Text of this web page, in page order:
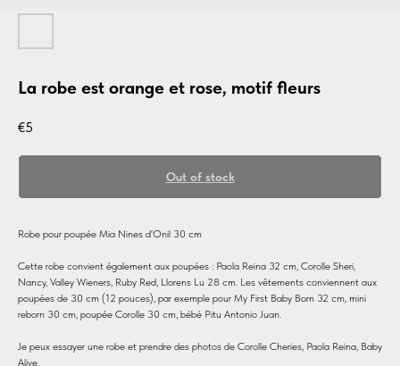
La robe est orange et rose, motif fleurs
€5
Out of stock
Robe pour poupée Mia Nines d'Onil 30 cm
Cette robe convient également aux poupées : Paola Reina 32 cm, Corolle Sheri,
Nancy, Valley Wieners, Ruby Red, Llorens Lu 28 cm. Les vêtements conviennent aux
poupées de 30 cm (12 pouces), par exemple pour My First Baby Born 32 cm, mini
reborn 30 cm, poupée Corolle 30 cm, bébé Pitu Antonio Juan.
Je peux essayer une robe et prendre des photos de Corolle Cheries, Paola Reina, Baby
Alive.